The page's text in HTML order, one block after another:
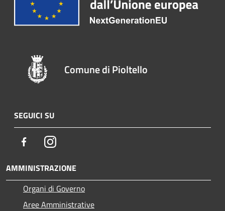
Comune di Pioltello
SEGUICI SU
FacebookInstagram
AMMINISTRAZIONE
Organi di Governo
Aree Amministrative